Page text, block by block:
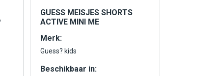
GUESS MEISJES SHORTS
ACTIVE MINI ME
Merk:
Guess? kids
Beschikbaar in: